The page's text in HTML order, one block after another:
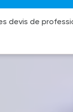
devis de